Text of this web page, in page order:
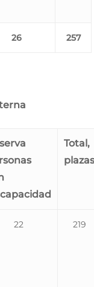
26 257
Total,
22 219